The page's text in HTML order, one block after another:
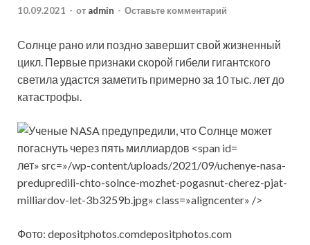
10.09.2021 - от admin - Оставьте комментарий
Солнце рано или поздно завершит свой жизненный
цикл. Первые признаки скорой гибели гигантского
светила удастся заметить примерно за 10 тыс. лет до
катастрофы.
лет» src=»/wp-content/uploads/2021/09/uchenye-nasa-
predupredili-chto-solnce-mozhet-pogasnut-cherez-pjat-
milliardov-let-3b3259b.jpg» class=»aligncenter» />
Фото: depositphotos.comdepositphotos.com